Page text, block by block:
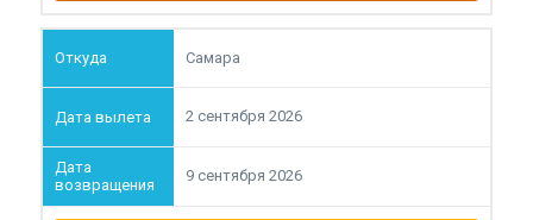
Самара
2 сентября 2026
9 сентября 2026